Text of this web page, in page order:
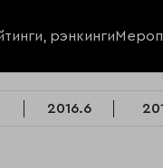
рэнкинги
2016.6